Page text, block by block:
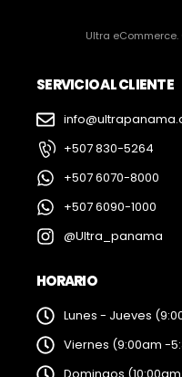
Ultra
SERVICIO AL CLIENTE
+507 830-5264
+507 6070-8000
+507 6090-1000
@Ultra_panama
HORARIO
Lunes - Jueves
Viernes (9:00am -